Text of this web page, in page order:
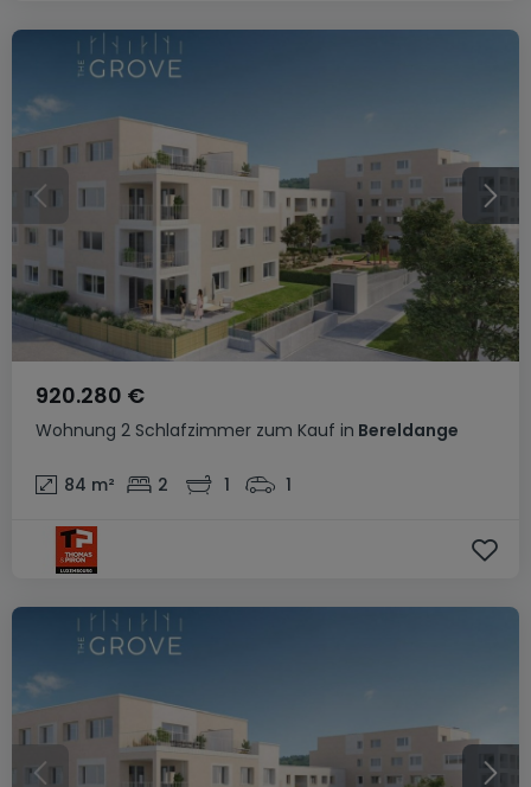
Wohnung 2 Schlafzimmer zum Kauf in Bereldange
920.280 €
84 m² 2 1 1